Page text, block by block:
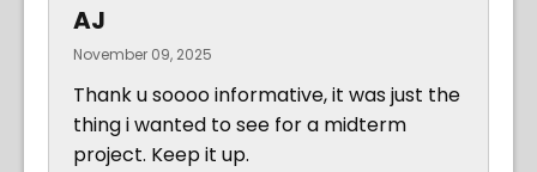
AJ
November 09, 2025
Thank u soooo informative, it was just the
thing i wanted to see for a midterm
project. Keep it up.